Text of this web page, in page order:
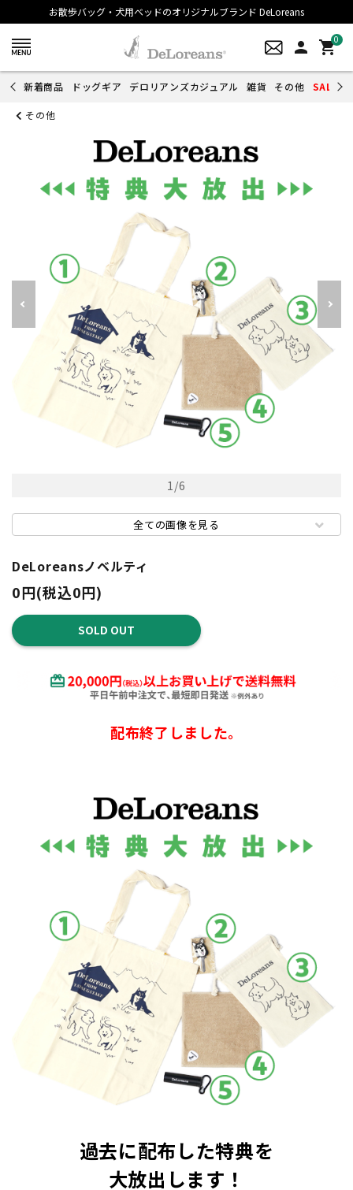
お散歩バッグ・犬用ベッドのオリジナルブランド DeLoreans
person 0
shopping_cart
新着商品 ドッグギア デロリアンズカジュアル 雑貨 その他 SALE
その他
1/6
全ての画像を見る
DeLoreansノベルティ
0円(税込0円)
SOLD OUT
配布終了しました。
過去に配布した特典を
大放出します！